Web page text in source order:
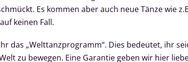
Es kommen aber auch neue Tänze wie
keinen Fall.
das „Welttanzprogramm“. Dies bedeutet, ihr
zu bewegen. Eine Garantie geben wir hier